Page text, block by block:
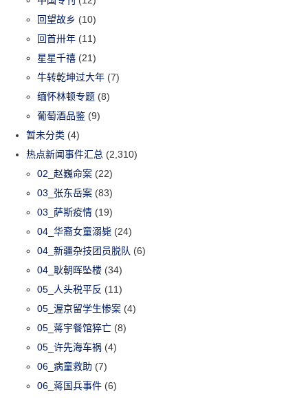
回望故乡 (10)
回首卅年 (11)
星星千禧 (21)
牛转乾坤过大年 (7)
缅怀林顿专题 (8)
葡萄酒品鉴 (9)
暂未分类 (4)
热点新闻事件汇总 (2,310)
02_赵巍命案 (22)
03_张东岳案 (83)
03_萨斯疫情 (19)
04_华裔女童溺毙 (24)
04_新疆杂技团员脱队 (6)
04_耿朝晖坠楼 (34)
05_人头税平反 (11)
05_渥京留学生惨案 (4)
05_蒋宇餐馆猝亡 (8)
05_许先海车祸 (4)
06_病童救助 (7)
06_蒋国兵事件 (6)